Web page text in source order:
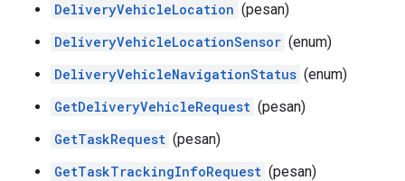
DeliveryVehicleLocation (pesan)
DeliveryVehicleLocationSensor (enum)
DeliveryVehicleNavigationStatus (enum)
GetDeliveryVehicleRequest (pesan)
GetTaskRequest (pesan)
GetTaskTrackingInfoRequest (pesan)